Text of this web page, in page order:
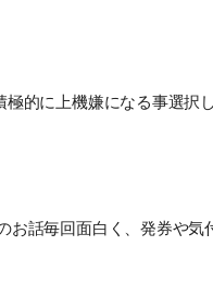
的に上機嫌になる事選択
話毎回面白く、発券や気